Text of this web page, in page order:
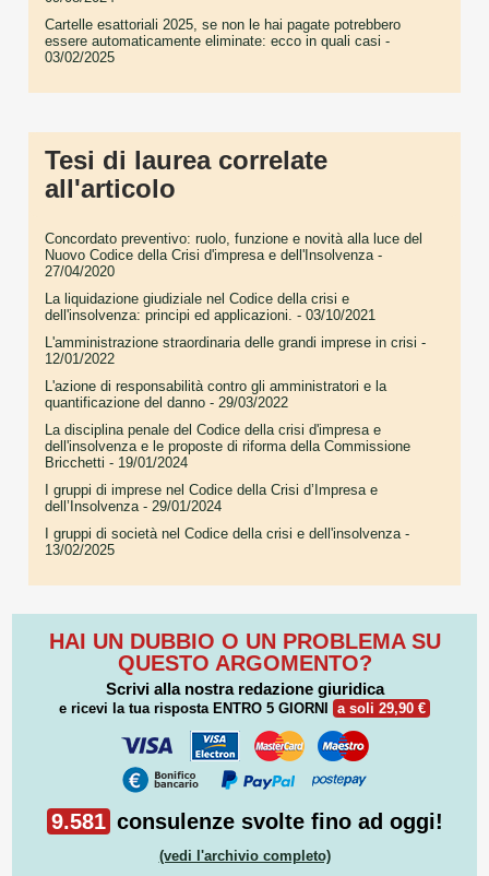
Cartelle esattoriali 2025, se non le hai pagate potrebbero
essere automaticamente eliminate: ecco in quali casi -
03/02/2025
Tesi di laurea correlate
all'articolo
Concordato preventivo: ruolo, funzione e novità alla luce del
Nuovo Codice della Crisi d'impresa e dell'Insolvenza -
27/04/2020
La liquidazione giudiziale nel Codice della crisi e
dell'insolvenza: principi ed applicazioni. - 03/10/2021
L'amministrazione straordinaria delle grandi imprese in crisi -
12/01/2022
L'azione di responsabilità contro gli amministratori e la
quantificazione del danno - 29/03/2022
La disciplina penale del Codice della crisi d'impresa e
dell'insolvenza e le proposte di riforma della Commissione
Bricchetti - 19/01/2024
I gruppi di imprese nel Codice della Crisi d’Impresa e
dell’Insolvenza - 29/01/2024
I gruppi di società nel Codice della crisi e dell'insolvenza -
13/02/2025
HAI UN DUBBIO O UN PROBLEMA SU
QUESTO ARGOMENTO?
Scrivi alla nostra redazione giuridica
e ricevi la tua risposta ENTRO 5 GIORNI a soli 29,90 €
9.581 consulenze svolte fino ad oggi!
(vedi l'archivio completo)